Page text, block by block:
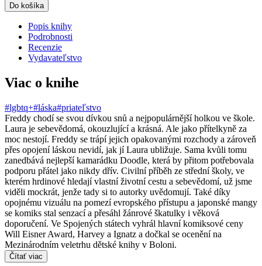
Do košíka
Popis knihy
Podrobnosti
Recenzie
Vydavateľstvo
Viac o knihe
#lgbtq+#láska#priateľstvo
Freddy chodí se svou dívkou snů a nejpopulárnější holkou ve škole.
Laura je sebevědomá, okouzlující a krásná. Ale jako přítelkyně za
moc nestojí. Freddy se trápí jejich opakovanými rozchody a zároveň
přes opojení láskou nevidí, jak jí Laura ubližuje. Sama kvůli tomu
zanedbává nejlepší kamarádku Doodle, která by přitom potřebovala
podporu přátel jako nikdy dřív. Civilní příběh ze střední školy, ve
kterém hrdinové hledají vlastní životní cestu a sebevědomí, už jsme
viděli mockrát, jenže tady si to autorky uvědomují. Také díky
opojnému vizuálu na pomezí evropského přístupu a japonské mangy
se komiks stal senzací a přesáhl žánrové škatulky i věková
doporučení. Ve Spojených státech vyhrál hlavní komiksové ceny
Will Eisner Award, Harvey a Ignatz a dočkal se ocenění na
Mezinárodním veletrhu dětské knihy v Boloni.
Čítať viac